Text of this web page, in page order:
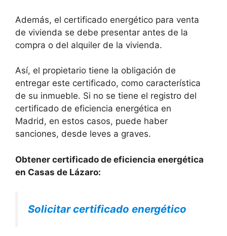
Además, el certificado energético para venta
de vivienda se debe presentar antes de la
compra o del alquiler de la vivienda.
Así, el propietario tiene la obligación de
entregar este certificado, como característica
de su inmueble. Si no se tiene el registro del
certificado de eficiencia energética en
Madrid, en estos casos, puede haber
sanciones, desde leves a graves.
Obtener certificado de eficiencia energética
en Casas de Lázaro:
Solicitar certificado energético